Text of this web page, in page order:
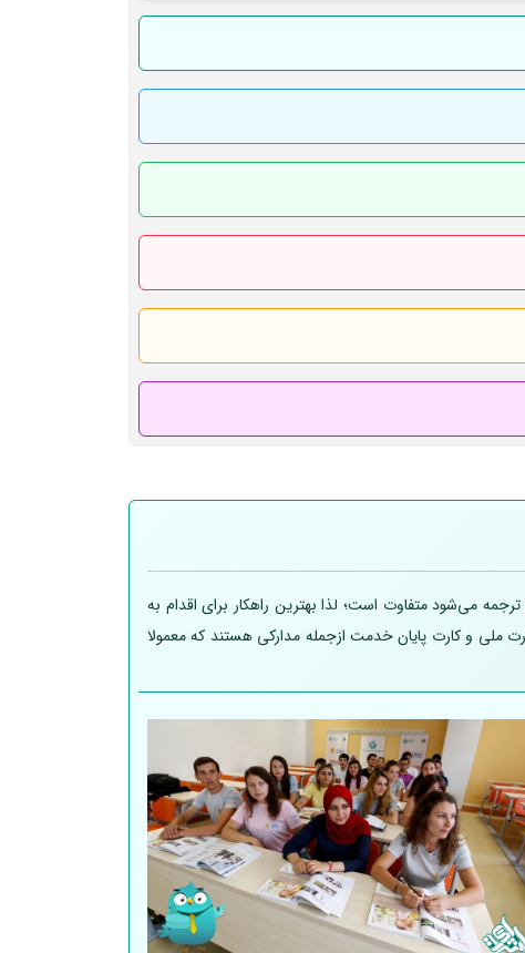
می‌شود متفاوت است؛ لذا بهترین راهکار برای اقدام به
ملی و کارت پایان خدمت ازجمله مدارکی هستند که معمولا